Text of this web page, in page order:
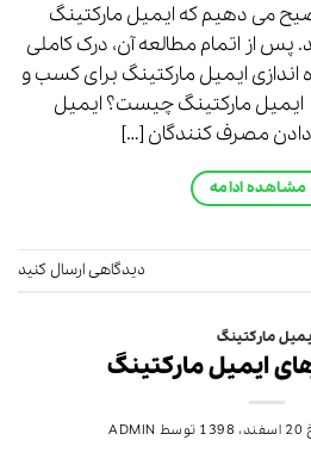
می دهیم که ایمیل مارکتینگ
از اتمام مطالعه آن، درک کاملی
اندازی ایمیل مارکتینگ برای کسب و
مارکتینگ چیست؟ ایمیل
مصرف کنندگان […]
مشاهده ادامه
دیدگاهی ارسال کنید
مارکتینگ
ایمیل مارکتینگ
20 اسفند، 1398 توسط ADMIN